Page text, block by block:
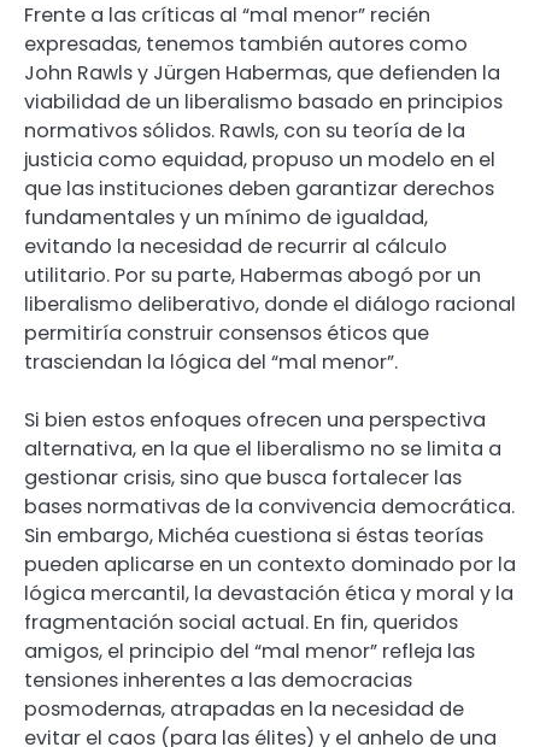
Frente a las críticas al “mal menor” recién
expresadas, tenemos también autores como
John Rawls y Jürgen Habermas, que defienden la
viabilidad de un liberalismo basado en principios
normativos sólidos. Rawls, con su teoría de la
justicia como equidad, propuso un modelo en el
que las instituciones deben garantizar derechos
fundamentales y un mínimo de igualdad,
evitando la necesidad de recurrir al cálculo
utilitario. Por su parte, Habermas abogó por un
liberalismo deliberativo, donde el diálogo racional
permitiría construir consensos éticos que
trasciendan la lógica del “mal menor”.
Si bien estos enfoques ofrecen una perspectiva
alternativa, en la que el liberalismo no se limita a
gestionar crisis, sino que busca fortalecer las
bases normativas de la convivencia democrática.
Sin embargo, Michéa cuestiona si éstas teorías
pueden aplicarse en un contexto dominado por la
lógica mercantil, la devastación ética y moral y la
fragmentación social actual. En fin, queridos
amigos, el principio del “mal menor” refleja las
tensiones inherentes a las democracias
posmodernas, atrapadas en la necesidad de
evitar el caos (para las élites) y el anhelo de una